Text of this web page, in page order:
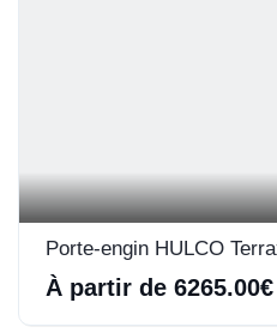
Porte-engin HULCO
À partir de 6265.00€